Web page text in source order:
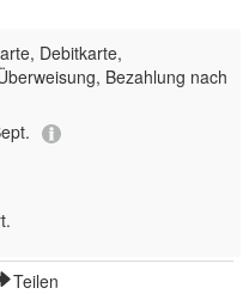
Debitkarte,
Bezahlung nach
Teilen